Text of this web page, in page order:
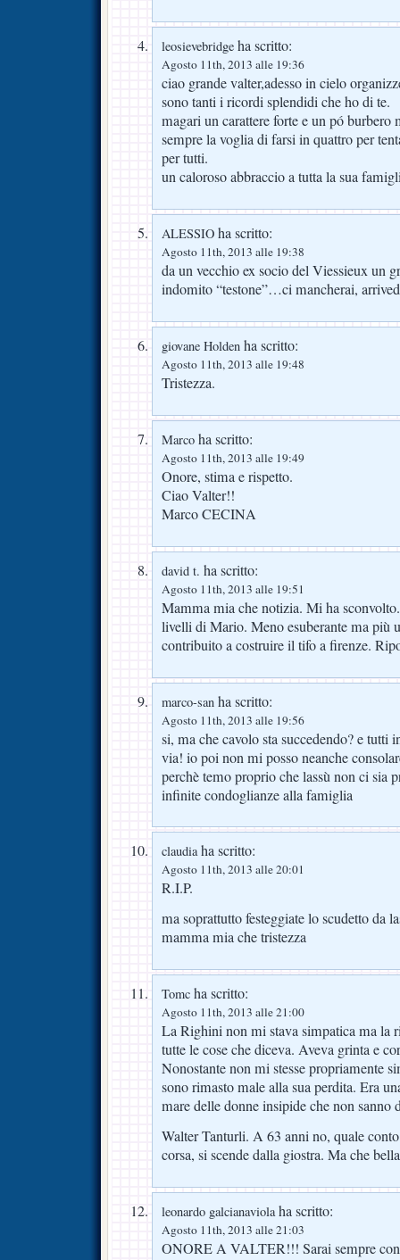
leosievebridge ha scritto:
Agosto 11th, 2013 alle 19:36
ciao grande valter,adesso in cielo
sono tanti i ricordi splendidi che ho di te.
magari un carattere forte e un pó burbero
sempre la voglia di farsi in quattro per
per tutti.
un caloroso abbraccio a tutta la sua
ALESSIO ha scritto:
Agosto 11th, 2013 alle 19:38
da un vecchio ex socio del Viessieux un
indomito “testone”…ci mancherai,
giovane Holden ha scritto:
Agosto 11th, 2013 alle 19:48
Tristezza.
Marco ha scritto:
Agosto 11th, 2013 alle 19:49
Onore, stima e rispetto.
Ciao Valter!!
Marco CECINA
david t. ha scritto:
Agosto 11th, 2013 alle 19:51
Mamma mia che notizia. Mi ha
livelli di Mario. Meno esuberante ma più
contribuito a costruire il tifo a firenze.
marco-san ha scritto:
Agosto 11th, 2013 alle 19:56
si, ma che cavolo sta succedendo? e tutti
via! io poi non mi posso neanche
perchè temo proprio che lassù non ci sia
infinite condoglianze alla famiglia
claudiaha scritto:
Agosto 11th, 2013 alle 20:01
R.I.P.
ma soprattutto festeggiate lo scudetto
mamma mia che tristezza
Tomc ha scritto:
Agosto 11th, 2013 alle 21:00
La Righini non mi stava simpatica ma la
tutte le cose che diceva. Aveva grinta e
Nonostante non mi stesse propriamente
sono rimasto male alla sua perdita. Era
mare delle donne insipide che non sanno
Walter Tanturli. A 63 anni no, quale
corsa, si scende dalla giostra. Ma che
leonardo galcianaviolaha scritto:
Agosto 11th, 2013 alle 21:03
ONORE A VALTER!!! Sarai sempre